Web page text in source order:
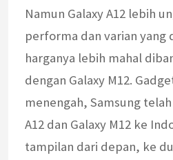
Namun Galaxy A12 lebih
performa dan varian yang
harganya lebih mahal
dengan Galaxy M12.
menengah, Samsung
A12 dan Galaxy M12 ke
tampilan dari depan, ke